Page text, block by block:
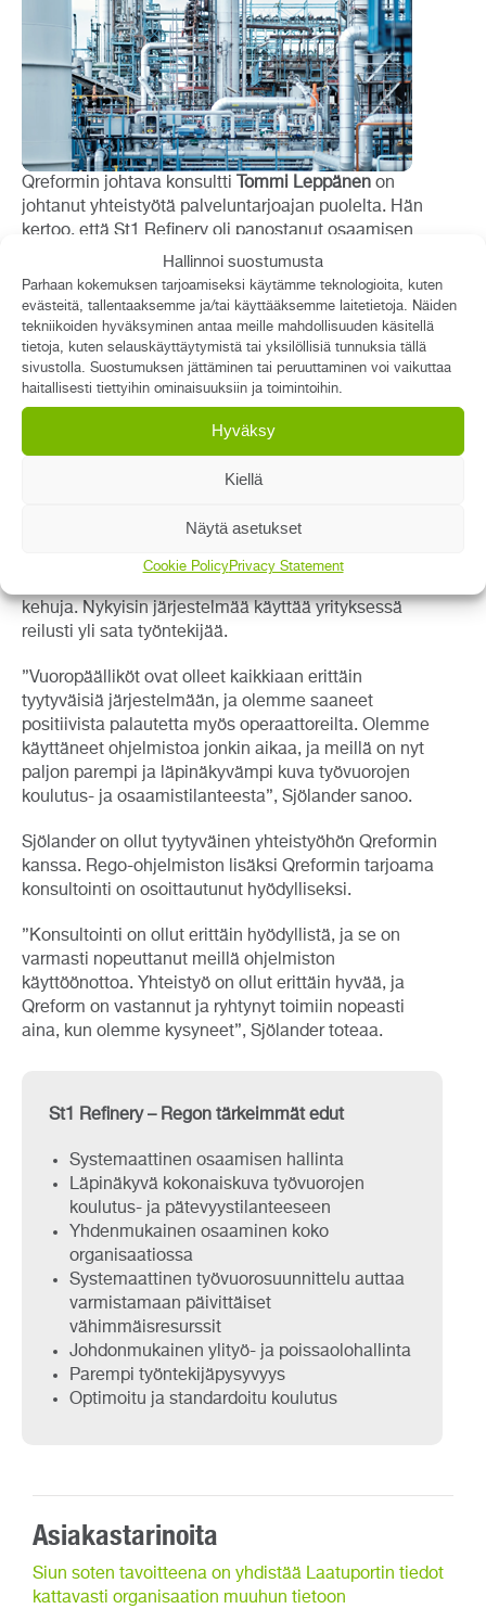
Hallinnoi suostumusta
Parhaan kokemuksen tarjoamiseksi käytämme teknologioita, kuten
evästeitä, tallentaaksemme ja/tai käyttääksemme laitetietoja. Näiden
tekniikoiden hyväksyminen antaa meille mahdollisuuden käsitellä
tietoja, kuten selauskäyttäytymistä tai yksilöllisiä tunnuksia tällä
sivustolla. Suostumuksen jättäminen tai peruuttaminen voi vaikuttaa
haitallisesti tiettyihin ominaisuuksiin ja toimintoihin.
Hyväksy
Kiellä
Näytä asetukset
Cookie PolicyPrivacy Statement
Qreformin johtava konsultti Tommi Leppänen on
johtanut yhteistyötä palveluntarjoajan puolelta. Hän
kertoo, että St1 Refinery oli panostanut osaamisen
hallintaan selvästi jo aiemmin, mutta yrityksessä oli
huomattu, että asiat voitaisiin tehdä vielä
suunnitelmallisemmin ja tehokkaammin. Yrityksessä
oltiin valmiit kehittämään prosesseja ja ratkaisuja
avoimin mielin yhdessä.
”St1 Refinery on ollut halukas kehittämään,
hallinnan asiantuntemustamme. He näkivät
yhdessä”, Leppänen sanoo.
kehuja. Nykyisin järjestelmää käyttää yrityksessä
reilusti yli sata työntekijää.
”Vuoropäälliköt ovat olleet kaikkiaan erittäin
tyytyväisiä järjestelmään, ja olemme saaneet
positiivista palautetta myös operaattoreilta. Olemme
käyttäneet ohjelmistoa jonkin aikaa, ja meillä on nyt
paljon parempi ja läpinäkyvämpi kuva työvuorojen
koulutus- ja osaamistilanteesta”, Sjölander sanoo.
Sjölander on ollut tyytyväinen yhteistyöhön Qreformin
kanssa. Rego-ohjelmiston lisäksi Qreformin tarjoama
konsultointi on osoittautunut hyödylliseksi.
”Konsultointi on ollut erittäin hyödyllistä, ja se on
varmasti nopeuttanut meillä ohjelmiston
käyttöönottoa. Yhteistyö on ollut erittäin hyvää, ja
Qreform on vastannut ja ryhtynyt toimiin nopeasti
aina, kun olemme kysyneet”, Sjölander toteaa.
St1 Refinery – Regon tärkeimmät edut
Systemaattinen osaamisen hallinta
Läpinäkyvä kokonaiskuva työvuorojen
koulutus- ja pätevyystilanteeseen
Yhdenmukainen osaaminen koko
organisaatiossa
Systemaattinen työvuorosuunnittelu auttaa
varmistamaan päivittäiset
vähimmäisresurssit
Johdonmukainen ylityö- ja poissaolohallinta
Parempi työntekijäpysyvyys
Optimoitu ja standardoitu koulutus
Asiakastarinoita
Siun soten tavoitteena on yhdistää Laatuportin tiedot
kattavasti organisaation muuhun tietoon